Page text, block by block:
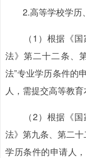
2.高等学校学历、
（1）根据《国
法》第二十二条、
法”专业学历条件的
人，需提交高等教
（2）根据《国
法》第九条、第二十
学历条件的申请人